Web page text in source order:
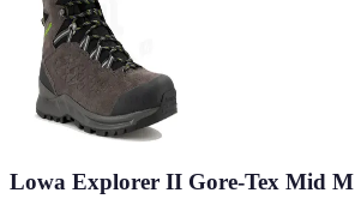
Lowa Explorer II Gore-Tex Mid M